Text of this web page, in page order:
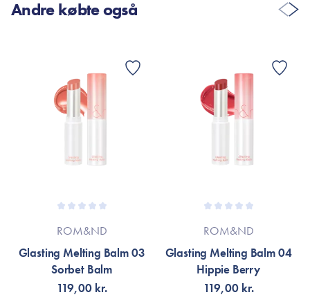
Andre købte også
ROM&ND
Glasting Melting Balm 03
Sorbet Balm
119,00 kr.
ROM&ND
Glasting Melting Balm 04
Hippie Berry
119,00 kr.